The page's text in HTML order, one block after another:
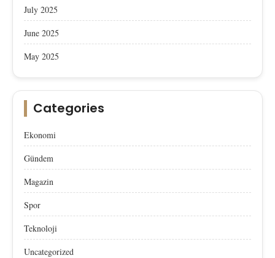
July 2025
June 2025
May 2025
Categories
Ekonomi
Gündem
Magazin
Spor
Teknoloji
Uncategorized